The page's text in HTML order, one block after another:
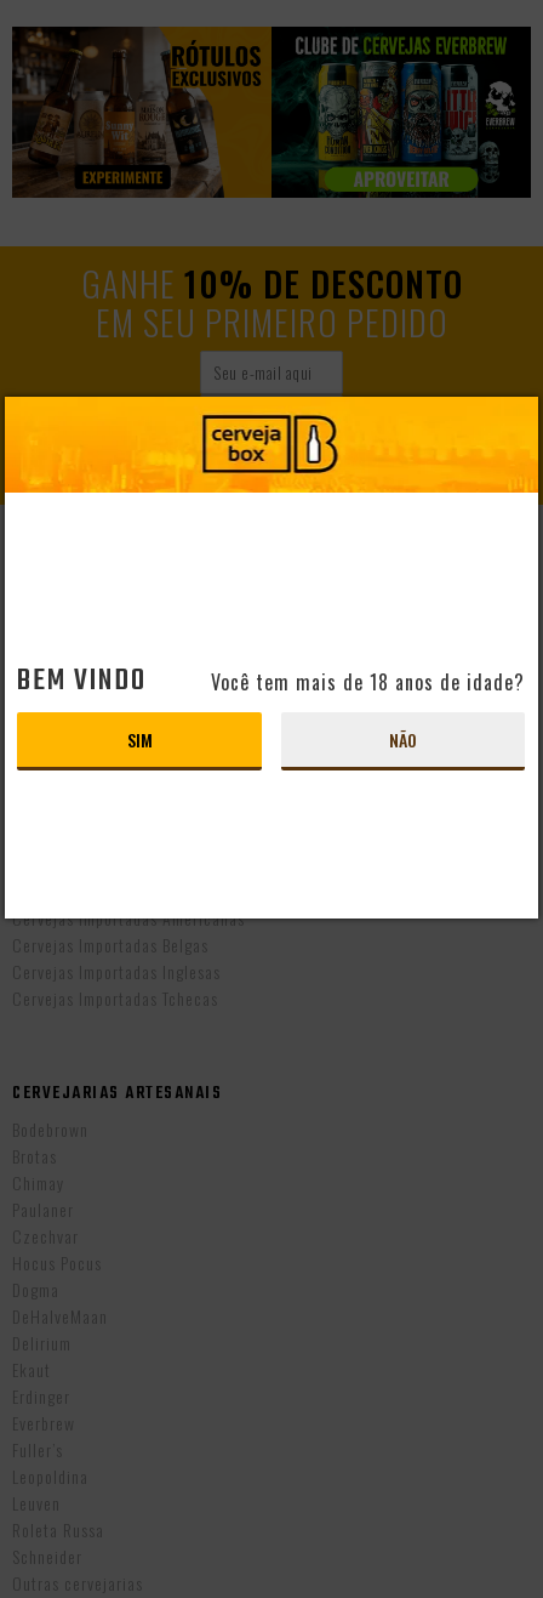
GANHE 10% DE DESCONTO
EM SEU PRIMEIRO PEDIDO
CADASTRAR
Formas de Pagamento
Taxas de Entrega
Prazo de Entrega
Troca e Devolução
Vendas B2B
Cervejas Importadas Americanas
Cervejas Importadas Belgas
Cervejas Importadas Inglesas
Cervejas Importadas Tchecas
CERVEJARIAS ARTESANAIS
Bodebrown
Brotas
Chimay
Paulaner
Czechvar
Hocus Pocus
Dogma
DeHalveMaan
Delirium
Ekaut
Erdinger
Everbrew
Fuller’s
Leopoldina
Leuven
Roleta Russa
Schneider
Outras cervejarias
BEM VINDO Você tem mais de 18 anos de idade?
SIM NÃO